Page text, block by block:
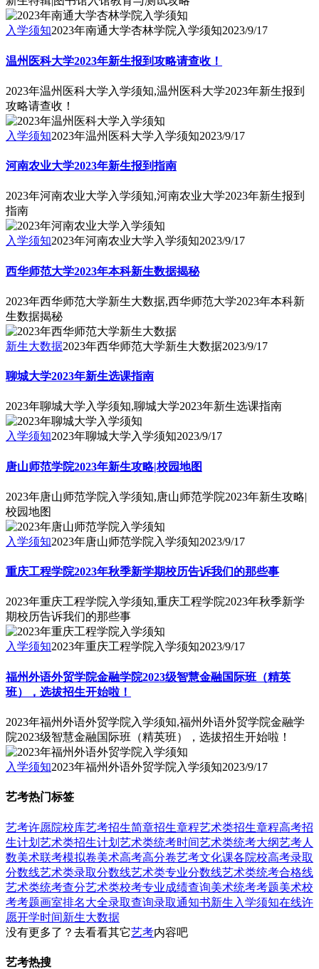
入学须知2023年南通大学杏林学院入学须知2023/9/17
温州医科大学2023年新生报到攻略请查收！
2023年温州医科大学入学须知,温州医科大学2023年新生报到
攻略请查收！
入学须知2023年温州医科大学入学须知2023/9/17
河南农业大学2023年新生报到指南
2023年河南农业大学入学须知,河南农业大学2023年新生报到
指南
入学须知2023年河南农业大学入学须知2023/9/17
西华师范大学2023年本科新生数据揭秘
2023年西华师范大学新生大数据,西华师范大学2023年本科新
生数据揭秘
新生大数据2023年西华师范大学新生大数据2023/9/17
聊城大学2023年新生选课指南
2023年聊城大学入学须知,聊城大学2023年新生选课指南
入学须知2023年聊城大学入学须知2023/9/17
唐山师范学院2023年新生攻略|校园地图
2023年唐山师范学院入学须知,唐山师范学院2023年新生攻略|
校园地图
入学须知2023年唐山师范学院入学须知2023/9/17
重庆工程学院2023年秋季新学期校历告诉我们的那些事
2023年重庆工程学院入学须知,重庆工程学院2023年秋季新学
期校历告诉我们的那些事
入学须知2023年重庆工程学院入学须知2023/9/17
福州外语外贸学院金融学院2023级智慧金融国际班（精英
班），选拔招生开始啦！
2023年福州外语外贸学院入学须知,福州外语外贸学院金融学
院2023级智慧金融国际班（精英班），选拔招生开始啦！
入学须知2023年福州外语外贸学院入学须知2023/9/17
艺考热门标签
艺考许愿院校库艺考招生简章招生章程艺术类招生章程高考招
生计划 艺术类招生计划 艺术类统考时间艺术类统考大纲艺考人
数美术联考模拟卷美术高考高分卷艺考文化课各院校高考录取
分数线艺术类录取分数线艺术类专业分数线艺术类统考合格线
艺术类统考查分艺术类校考专业成绩查询美术统考考题美术校
考考题画室排名大全录取查询录取通知书新生入学须知在线许
愿开学时间新生大数据
没有更多了？去看看其它艺考内容吧
艺考热搜